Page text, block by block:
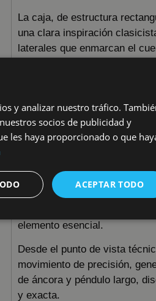
La caja, de estructura
una clara inspiración
laterales que enmarcan el
visión del péndulo y parte
saliente, con el friso
evocan la composición de
relojería reguladora de
español. La utilización de
fileteados y molduras,
La esfera, de esmalte
metálico dorado enmarca el
visible en la parte inferior. La
lenteja circular pulida,
elemento esencial.
Desde el punto de vista
movimiento de precisión,
de áncora y péndulo largo,
y exacta.
y analizar nuestro tráfico.
socios de publicidad y
les haya proporcionado o que
ACEPTAR TODO